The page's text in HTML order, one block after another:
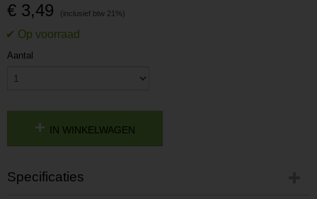
€ 3,49
Aantal
IN WINKELWAGEN
Specificaties